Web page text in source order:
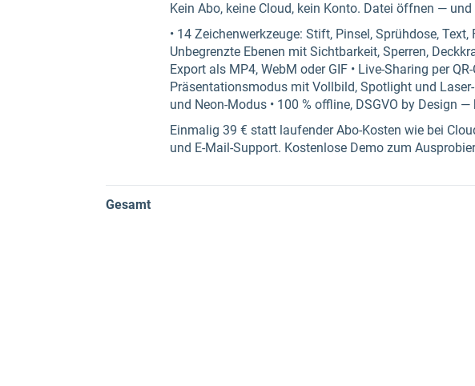
Kein Abo, keine Cloud, kein Konto. Datei öffnen —
• 14 Zeichenwerkzeuge: Stift, Pinsel, Sprühdose,
Unbegrenzte Ebenen mit Sichtbarkeit, Sperren,
Export als MP4, WebM oder GIF • Live-Sharing per
Präsentationsmodus mit Vollbild, Spotlight und
und Neon-Modus • 100 % offline, DSGVO by Design
Einmalig 39 € statt laufender Abo-Kosten wie bei
und E-Mail-Support. Kostenlose Demo zum
Gesamt